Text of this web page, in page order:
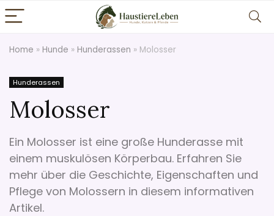
Home » Hunde » Hunderassen » Molosser
Hunderassen
Molosser
Ein Molosser ist eine große Hunderasse mit
einem muskulösen Körperbau. Erfahren Sie
mehr über die Geschichte, Eigenschaften und
Pflege von Molossern in diesem informativen
Artikel.